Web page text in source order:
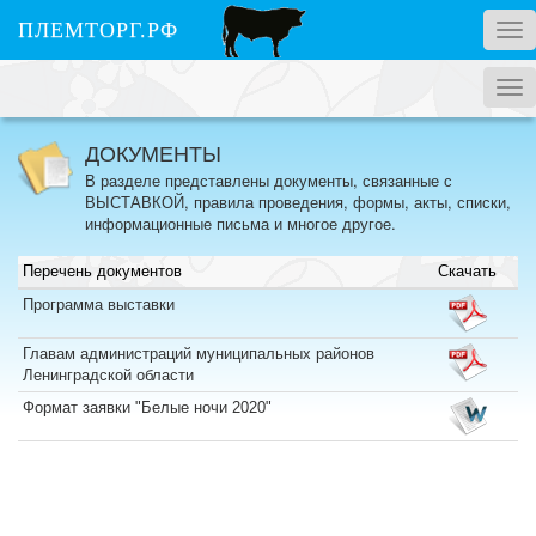
ПЛЕМТОРГ.РФ
ДОКУМЕНТЫ
В разделе представлены документы, связанные с
ВЫСТАВКОЙ, правила проведения, формы, акты, списки,
информационные письма и многое другое.
Перечень документов
Скачать
Программа выставки
Главам администраций муниципальных районов
Ленинградской области
Формат заявки "Белые ночи 2020"